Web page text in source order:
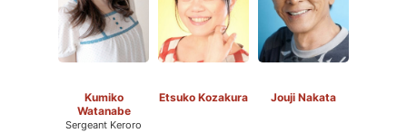
Kumiko
Watanabe
Sergeant Keroro
Etsuko Kozakura Jouji Nakata